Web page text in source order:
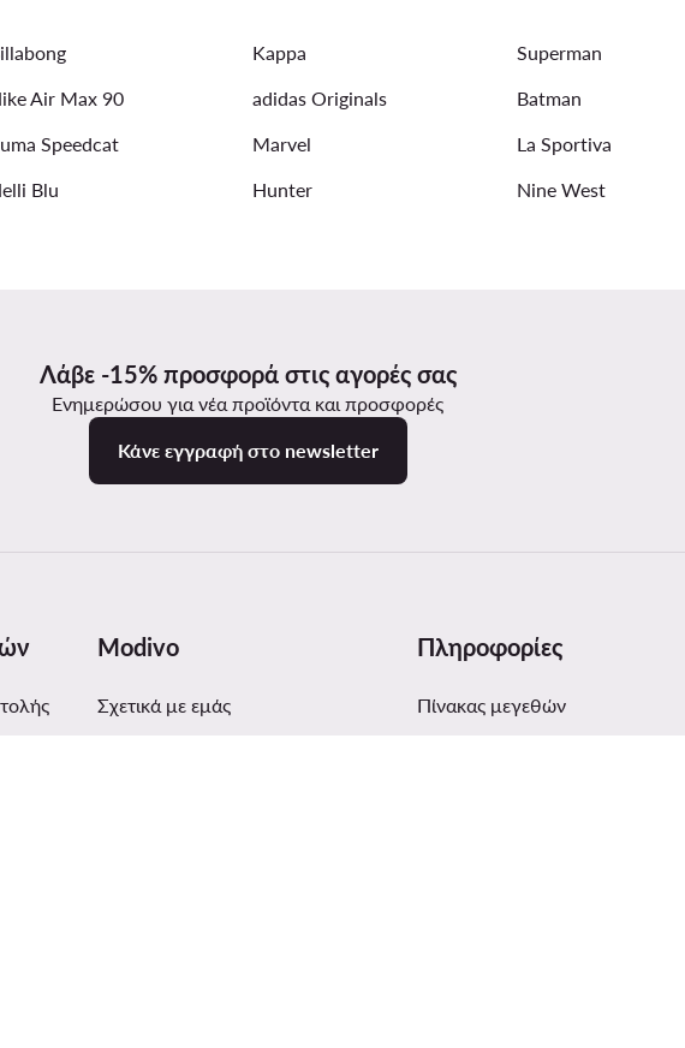
Τεμαχίων Πέδιλα Geox για γυναίκες Πορτοφόλια Tommy Hilfiger Γυναικεία
Γυναικεία μάλλινα και κασμιρένια παλτό Γυναικεία T - shirts Pepe Jeans
Kappa Superman
Air Max 90 adidas Originals Batman
Speedcat Marvel La Sportiva
Blu Hunter Nine West
Λάβε -15% προσφορά στις αγορές σας
Ενημερώσου για νέα προϊόντα και προσφορές
Κάνε εγγραφή στο newsletter
Modivo
Σχετικά με εμάς
Πληροφορίες
Πίνακας μεγεθών